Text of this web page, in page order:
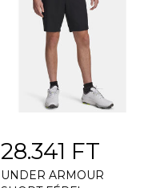
28.341 FT
UNDER ARMOUR